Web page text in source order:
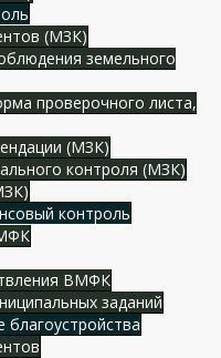
(МЗК)
земельного
проверочного листа,
(МЗК)
контроля (МЗК)
контроль
ВМФК
заданий